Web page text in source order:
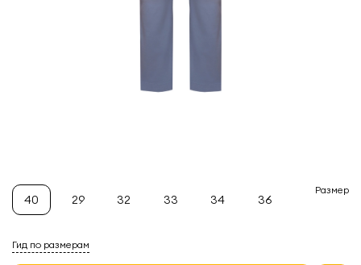
Гид по размерам
Размер
40 29 32 33 34 36